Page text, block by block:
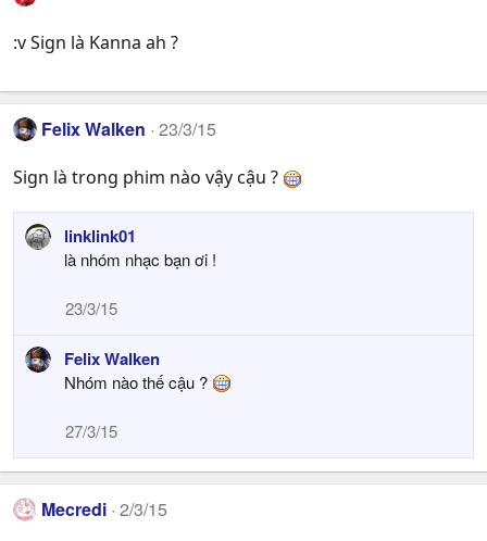
:v Sign là Kanna ah ?
Felix Walken 23/3/15
Sign là trong phim nào vậy cậu ?
linklink01
là nhóm nhạc bạn ơi !
23/3/15
Felix Walken
Nhóm nào thế cậu ?
27/3/15
Mecredi 2/3/15